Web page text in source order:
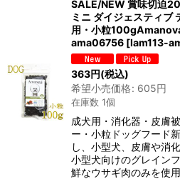
SALE/NEW 賞味切迫
ミニ ダイジェスティブ
用・小粒
ama06756 [lam113-
363円(税込)
希望小売価格: 605円
在庫数 1個
成犬用・消化器・皮膚
ー・小粒ドッグフード
し、小型犬、皮膚や消
小型犬向けのグレイン
鮮なウサギ肉のみを使